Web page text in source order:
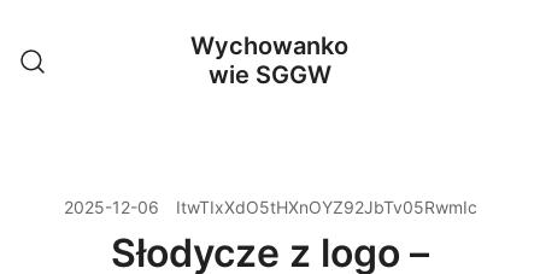
treści
Wychowanko
wie SGGW
2025-12-06 ItwTIxXdO5tHXnOYZ92JbTv05RwmIc
Słodycze z logo –